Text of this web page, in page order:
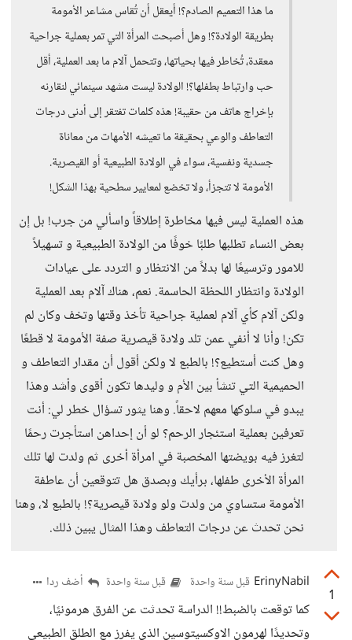
ما هذا التعميم الصادم؟! أيعقل أن تُقاس مشاعر الأمومة
بطريقة الولادة؟! وهل أصبحت المرأة التي تمر بعملية جراحية
معقدة، تُخاطر فيها بحياتها، وتتحمل آلام ما بعد العملية، أقل
حب وارتباط بطفلها؟! الولادة ليست مشهد سينمائي لنقارنه
بإخراج هاتف من حقيبة! هذه كلمات تفتقر إلى أدنى درجات
التعاطف والوعي بحقيقة ما تعيشه الأمهات من معاناة
جسدية ونفسية، سواء في الولادة الطبيعية أو القيصرية.
الأمومة لا تتجزأ، ولا تخضع لمعايير سطحية بهذا الشكل!
هذه العملية ليس فيها مخاطرة إطلاقاً واسألي من جرب! بل إن
بعض النساء تطلبها طلبًا خوفًا من الولادة الطبيعية و تسهيلاً
للامور وترسيعًا لها بدلاً من الانتظار و التردد على عيادات
الولادة وانتظار اللحظة الحاسمة. نعم، هناك آلام بعد العملية
ولكن آلام كأي آلام لعملية جراحية تأخذ وقتها وتخف وكان لم
تكن! وأنا لا أنفي عمن تلد ولادة قيصرية صفة الأمومة لا قطعًا
وهل كنت أستطيع؟! بالطبع لا ولكن أقول أن مقدار التعاطف و
الحميمية التي تنشأ بين الأم و وليدها تكون أقوى وأشد وهذا
يبدو في سلوكها معهم لاحقاً. وهنا يثور تسؤال خطر لي: أنت
تعرفين بعملية استئجار الرحم؟ لو أن إحداهن استأجرت رحمًا
لتغرز فيه بويضتها المخصبة في امرأة أخرى ثم ولدت لها تلك
المرأة الأخرى طفلها، برأيك وبصدق هل تتوقعين أن عاطفة
الأمومة ستساوي من ولدت ولو ولادة قيصرية؟! بالطبع لا، وهنا
نحن تحدث عن درجات التعاطف وهذا المثال يبين ذلك.
1
ErinyNabil قبل سنة واحدة قبل سنة واحدة أضف ردا
كما توقعت بالضبط!! الدراسة تحدثت عن الفرق هرمونيًا،
وتحديدًا لهرمون الاوكسيتوسين الذي يفرز مع الطلق الطبيعي